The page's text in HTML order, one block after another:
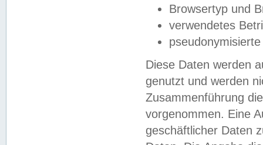
Browsertyp und
verwendetes
Diese Daten werden
genutzt und werden
Zusammenführung
vorgenommen. Eine
geschäftlicher Daten